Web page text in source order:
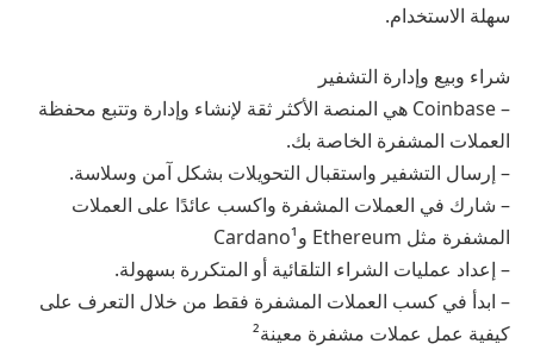
سهلة الاستخدام.
شراء وبيع وإدارة التشفير
– Coinbase هي المنصة الأكثر ثقة لإنشاء وإدارة وتتبع محفظة
العملات المشفرة الخاصة بك.
– إرسال التشفير واستقبال التحويلات بشكل آمن وسلاسة.
– شارك في العملات المشفرة واكسب عائدًا على العملات
المشفرة مثل Ethereum وCardano¹
– إعداد عمليات الشراء التلقائية أو المتكررة بسهولة.
– ابدأ في كسب العملات المشفرة فقط من خلال التعرف على
كيفية عمل عملات مشفرة معينة²